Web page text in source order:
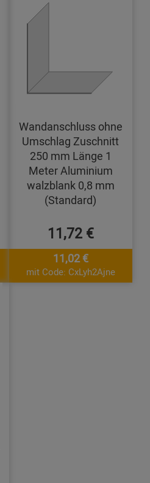
Wandanschluss ohne
Umschlag Zuschnitt
250 mm Länge 1
Meter Aluminium
walzblank 0,8 mm
(Standard)
11,72 €
11,02 €
mit Code: CxLyh2Ajne